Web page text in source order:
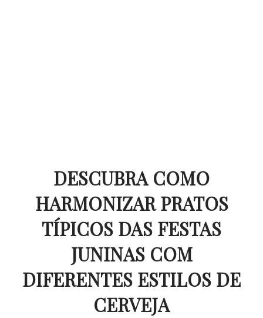
DESCUBRA COMO
HARMONIZAR PRATOS
TÍPICOS DAS FESTAS
JUNINAS COM
DIFERENTES ESTILOS DE
CERVEJA